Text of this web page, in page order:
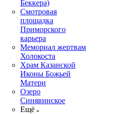
Беккера)
Смотровая
площадка
Приморского
карьера
Мемориал жертвам
Холокоста
Храм Казанской
Иконы Божьей
Матери
Озеро
Синявинское
Ещё